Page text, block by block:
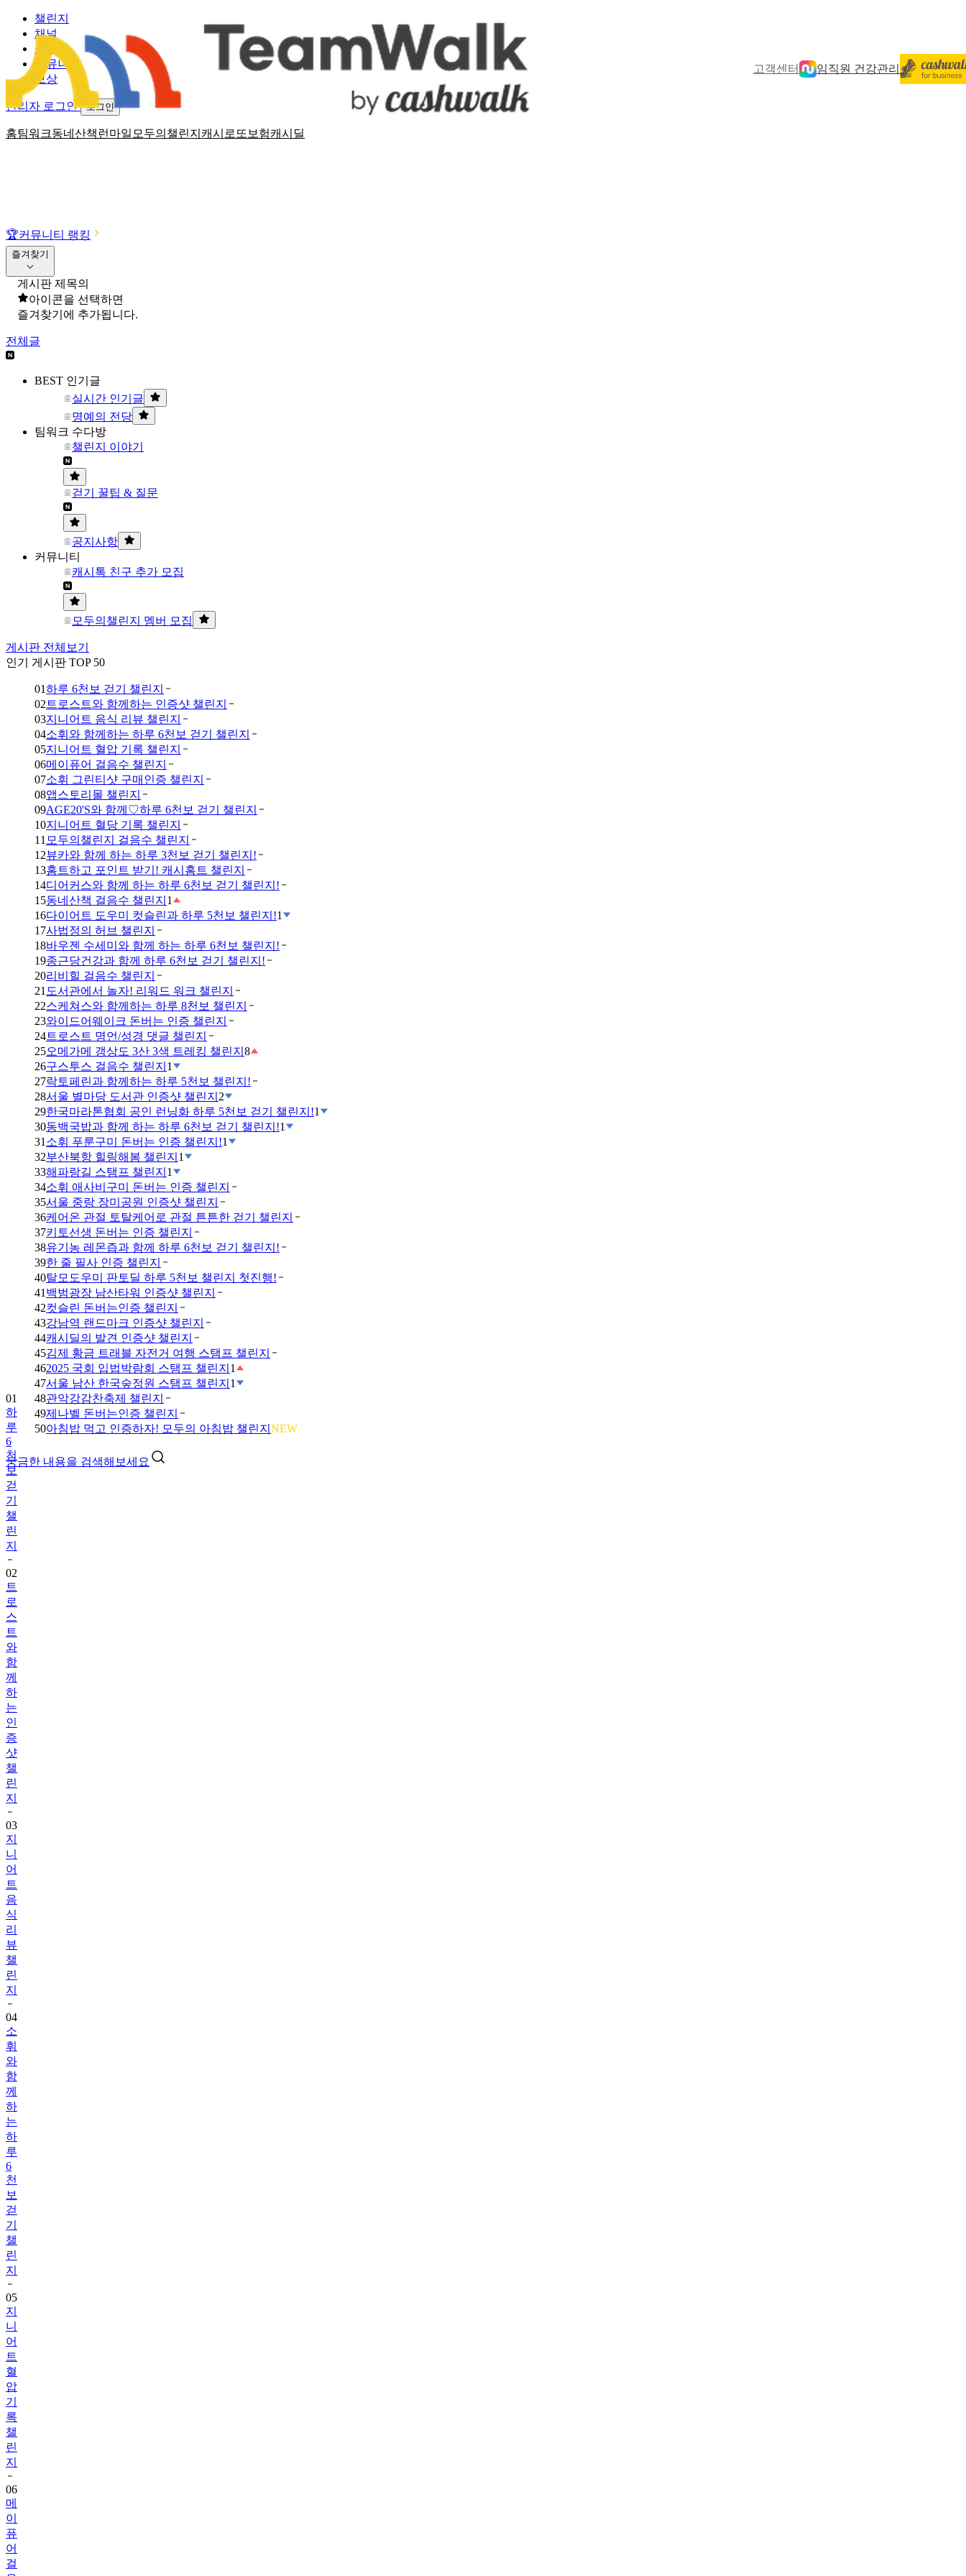
고객센터 임직원 건강관리
홈팀워크동네산책 런마일 모두의챌린지 캐시로또 보험캐시딜
챌린지
채널
소식
커뮤니티
보상
관리자 로그인 로그인
🏆커뮤니티 랭킹
즐겨찾기
게시판 제목의
아이콘을 선택하면
즐겨찾기에 추가됩니다.
전체글
BEST 인기글
실시간 인기글
명예의 전당
팀워크 수다방
챌린지 이야기
걷기 꿀팁 & 질문
공지사항
커뮤니티
캐시톡 친구 추가 모집
모두의챌린지 멤버 모집
게시판 전체보기
인기 게시판 TOP 50
01하루 6천보 걷기 챌린지
02 트로스트와 함께하는 인증샷 챌린지
03지니어트 음식 리뷰 챌린지
04소휘와 함께하는 하루 6천보 걷기 챌린지
05지니어트 혈압 기록 챌린지
06메이퓨어 걸음수 챌린지
07소휘 그린티샷 구매인증 챌린지
08앱스토리몰 챌린지
09AGE20'S와 함께♡하루 6천보 걷기 챌린지
10지니어트 혈당 기록 챌린지
11 모두의챌린지 걸음수 챌린지
12뷰카와 함께 하는 하루 3천보 걷기 챌린지!
13홈트하고 포인트 받기! 캐시홈트 챌린지
14디어커스와 함께 하는 하루 6천보 걷기 챌린지!
15동네산책 걸음수 챌린지 1
16다이어트 도우미 컷슬린과 하루 5천보 챌린지!1
17사법정의 허브 챌린지
18바우젠 수세미와 함께 하는 하루 6천보 챌린지!
19종근당건강과 함께 하루 6천보 걷기 챌린지!
20리비힐 걸음수 챌린지
21 도서관에서 놀자! 리워드 워크 챌린지
22스케쳐스와 함께하는 하루 8천보 챌린지
23와이드어웨이크 돈버는 인증 챌린지
24트로스트 명언/성경 댓글 챌린지
25오메가메 갱상도 3산 3색 트레킹 챌린지 8
26구스투스 걸음수 챌린지 1
27락토페린과 함께하는 하루 5천보 챌린지!
28서울 별마당 도서관 인증샷 챌린지 2
29한국마라톤협회 공인 런닝화 하루 5천보 걷기 챌린지!1
30동백국밥과 함께 하는 하루 6천보 걷기 챌린지!1
31 소휘 푸룬구미 돈버는 인증 챌린지!1
32부산북항 힐링해봄 챌린지 1
33해파랑길 스탬프 챌린지 1
34소휘 애사비구미 돈버는 인증 챌린지
35서울 중랑 장미공원 인증샷 챌린지
36케어온 관절 토탈케어로 관절 튼튼한 걷기 챌린지
37키토선생 돈버는 인증 챌린지
38유기농 레몬즙과 함께 하루 6천보 걷기 챌린지!
39한 줄 필사 인증 챌린지
40탈모도우미 판토딜 하루 5천보 챌린지 첫진행!
41 백범광장 남산타워 인증샷 챌린지
42컷슬린 돈버는인증 챌린지
43강남역 랜드마크 인증샷 챌린지
44캐시딜의 발견 인증샷 챌린지
45김제 황금 트래블 자전거 여행 스탬프 챌린지
462025 국회 입법박람회 스탬프 챌린지 1
47서울 남산 한국숲정원 스탬프 챌린지 1
48관악강감찬축제 챌린지
49제나벨 돈버는인증 챌린지
50아침밥 먹고 인증하자! 모두의 아침밥 챌린지 NEW
궁금한 내용을 검색해보세요
01
하
루
6
천
보
걷
기
챌
린
지
02
트
로
스
트
와
함
께
하
는
인
증
샷
챌
린
지
03
지
니
어
트
음
식
리
뷰
챌
린
지
04
소
휘
와
함
께
하
는
하
루
6
천
보
걷
기
챌
린
지
05
지
니
어
트
혈
압
기
록
챌
린
지
06
메
이
퓨
어
걸